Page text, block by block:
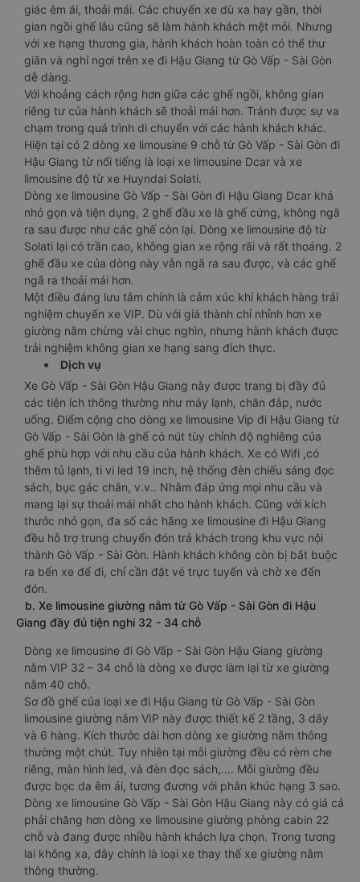
giác êm ái, thoải mái. Các chuyến xe dù xa hay gần, thời
gian ngồi ghế lâu cũng sẽ làm hành khách mệt mỏi. Nhưng
với xe hạng thương gia, hành khách hoàn toàn có thể thư
giãn và nghỉ ngơi trên xe đi Hậu Giang từ Gò Vấp - Sài Gòn
dễ dàng.
Với khoảng cách rộng hơn giữa các ghế ngồi, không gian
riêng tư của hành khách sẽ thoải mái hơn. Tránh được sự va
chạm trong quá trình di chuyển với các hành khách khác.
Hiện tại có 2 dòng xe limousine 9 chỗ từ Gò Vấp - Sài Gòn đi
Hậu Giang từ nổi tiếng là loại xe limousine Dcar và xe
limousine độ từ xe Huyndai Solati.
Dòng xe limousine Gò Vấp - Sài Gòn đi Hậu Giang Dcar khá
nhỏ gọn và tiện dụng, 2 ghế đầu xe là ghế cứng, không ngã
ra sau được như các ghế còn lại. Dòng xe limousine độ từ
Solati lại có trần cao, không gian xe rộng rãi và rất thoáng. 2
ghế đầu xe của dòng này vẫn ngã ra sau được, và các ghế
ngã ra thoải mái hơn.
Một điều đáng lưu tâm chính là cảm xúc khi khách hàng trải
nghiệm chuyến xe VIP. Dù với giá thành chỉ nhỉnh hơn xe
giường nằm chừng vài chục nghìn, nhưng hành khách được
trải nghiệm không gian xe hạng sang đích thực.
Dịch vụ
Xe Gò Vấp - Sài Gòn Hậu Giang này được trang bị đầy đủ
các tiện ích thông thường như máy lạnh, chăn đắp, nước
uống. Điểm cộng cho dòng xe limousine Vip đi Hậu Giang từ
Gò Vấp - Sài Gòn là ghế có nút tùy chỉnh độ nghiêng của
ghế phù hợp với nhu cầu của hành khách. Xe có Wifi ,có
thêm tủ lạnh, ti vi led 19 inch, hệ thống đèn chiếu sáng đọc
sách, bục gác chân, v.v.. Nhằm đáp ứng mọi nhu cầu và
mang lại sự thoải mái nhất cho hành khách. Cũng với kích
thước nhỏ gọn, đa số các hãng xe limousine đi Hậu Giang
đều hỗ trợ trung chuyển đón trả khách trong khu vực nội
thành Gò Vấp - Sài Gòn. Hành khách không còn bị bắt buộc
ra bến xe để đi, chỉ cần đặt vé trực tuyến và chờ xe đến
đón.
b. Xe limousine giường nằm từ Gò Vấp - Sài Gòn đi Hậu
Giang đầy đủ tiện nghi 32 - 34 chỗ
Dòng xe limousine đi Gò Vấp - Sài Gòn Hậu Giang giường
nằm VIP 32 – 34 chỗ là dòng xe được làm lại từ xe giường
nằm 40 chỗ.
Sơ đồ ghế của loại xe đi Hậu Giang từ Gò Vấp - Sài Gòn
limousine giường nằm VIP này được thiết kế 2 tầng, 3 dãy
và 6 hàng. Kích thước dài hơn dòng xe giường nằm thông
thường một chút. Tuy nhiên tại mỗi giường đều có rèm che
riêng, màn hình led, và đèn đọc sách,…. Mỗi giường đều
được bọc da êm ái, tương đương với phân khúc hạng 3 sao.
Dòng xe limousine Gò Vấp - Sài Gòn Hậu Giang này có giá cả
phải chăng hơn dòng xe limousine giường phòng cabin 22
chỗ và đang được nhiều hành khách lựa chọn. Trong tương
lai không xa, đây chính là loại xe thay thế xe giường nằm
thông thường.